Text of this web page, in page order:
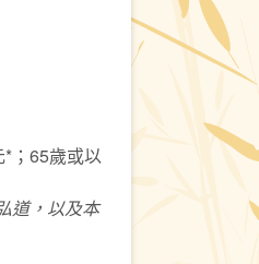
；65歲或以
道，以及本